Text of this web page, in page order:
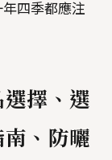
四季都應注
擇、選
、防曬